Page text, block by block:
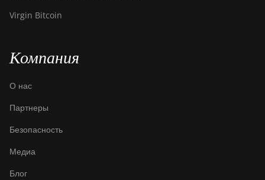
Virgin Bitcoin
Компания
О нас
Партнеры
Безопасность
Медиа
Блог